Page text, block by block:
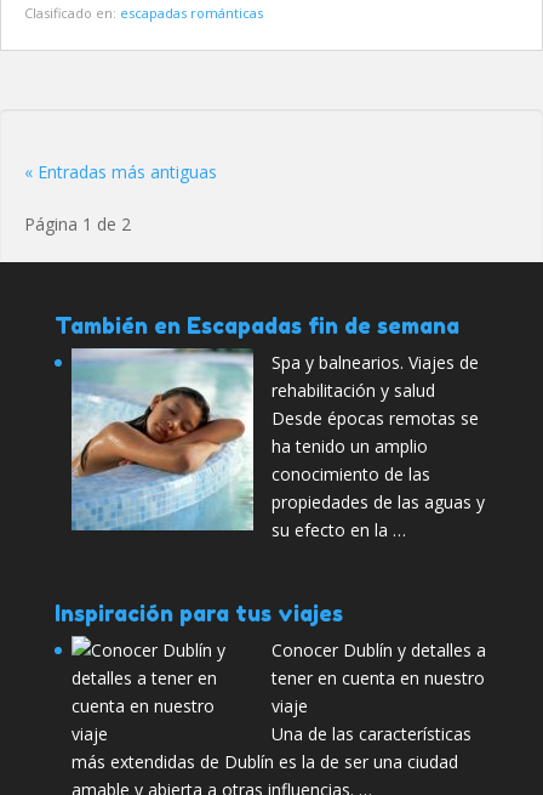
Clasificado en: escapadas románticas
« Entradas más antiguas
Página 1 de 2
También en Escapadas fin de semana
Spa y balnearios. Viajes de
rehabilitación y salud
Desde épocas remotas se
ha tenido un amplio
conocimiento de las
propiedades de las aguas y
su efecto en la …
Inspiración para tus viajes
Conocer Dublín y detalles a
tener en cuenta en nuestro
viaje
Una de las características
más extendidas de Dublín es la de ser una ciudad
amable y abierta a otras influencias. …